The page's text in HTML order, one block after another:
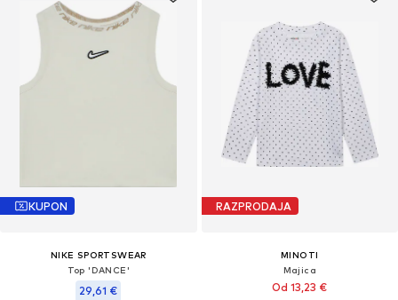
KUPON
NIKE SPORTSWEAR
Top 'DANCE'
29,61 €
RAZPRODAJA
MINOTI
Majica
Od 13,23 €